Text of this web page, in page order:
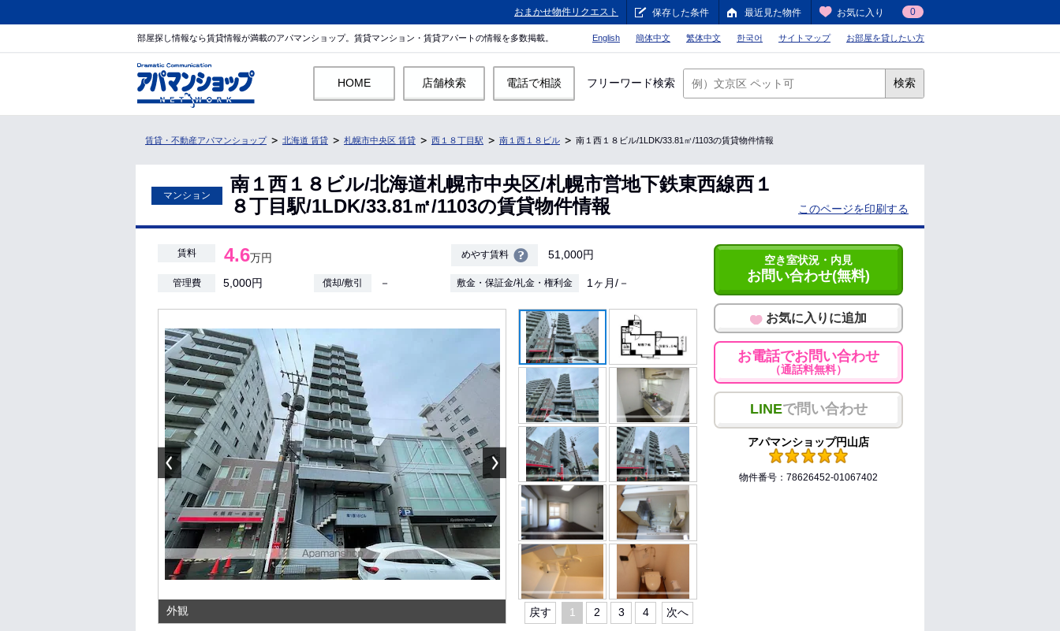
おまかせ物件リクエスト 保存した条件 最近見た物件 お気に入り 0
部屋探し情報なら賃貸情報が満載のアパマンショップ。賃貸マンション・賃貸アパートの情報を多数掲載。 English 簡体中文 繁体中文 한국어 サイトマップ お部屋を貸したい方
HOME 店舗検索 電話で相談 フリーワード検索 検索
賃貸・不動産アパマンショップ 北海道 賃貸 札幌市中央区 賃貸 西１８丁目駅 南１西１８ビル 南１西１８ビル/1LDK/33.81㎡/1103の賃貸物件情報
マンション
南１西１８ビル/北海道札幌市中央区/札幌市営地下鉄東西線西１
８丁目駅/1LDK/33.81㎡/1103の賃貸物件情報
このページを印刷する
賃料 4.6万円 めやす賃料 51,000円
管理費 5,000円 償却/敷引 － 敷金・保証金/礼金・権利金 1ヶ月/－
外観 戻す 1 2 3 4 次へ
空き室状況・内見
お問い合わせ(無料)
お気に入りに追加
お電話でお問い合わせ
（通話料無料）
LINEで問い合わせ
アパマンショップ円山店
物件番号：78626452-01067402